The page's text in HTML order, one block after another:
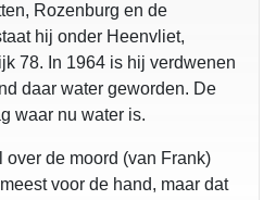
Rozenburg en de
hij onder Heenvliet,
78. In 1964 is hij verdwenen
daar water geworden. De
waar nu water is.
over de moord (van Frank)
voor de hand, maar dat